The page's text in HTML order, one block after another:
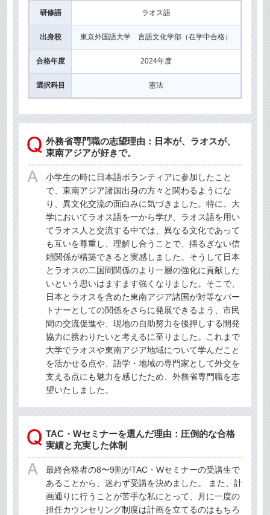
研修語 ラオス語
出身校 東京外国語大学 言語文化学部（在学中合格）
合格年度 2024年度
選択科目 憲法
外務省専門職の志望理由：日本が、ラオスが、
東南アジアが好きで。
小学生の時に日本語ボランティアに参加したこと
で、東南アジア諸国出身の方々と関わるようにな
り、異文化交流の面白みに気づきました。特に、大
学においてラオス語を一から学び、ラオス語を用い
てラオス人と交流する中では、異なる文化であって
も互いを尊重し、理解し合うことで、揺るぎない信
頼関係が構築できると実感しました。そうして日本
とラオスの二国間関係のより一層の強化に貢献した
いという思いはますます強くなりました。そこで、
日本とラオスを含めた東南アジア諸国が対等なパー
トナーとしての関係をさらに発展できるよう、市民
間の交流促進や、現地の自助努力を後押しする開発
協力に携わりたいと考えるに至りました。これまで
大学でラオスや東南アジア地域について学んだこと
を活かせる点や、語学・地域の専門家として外交を
支える点にも魅力を感じたため、外務省専門職を志
望いたしました。
TAC・Wセミナーを選んだ理由：圧倒的な合格
実績と充実した体制
最終合格者の8〜9割がTAC・Wセミナーの受講生で
あることから、迷わず受講を決めました。 また、計
画通りに行うことが苦手な私にとって、月に一度の
担任カウンセリング制度は計画を立てるのはもちろ